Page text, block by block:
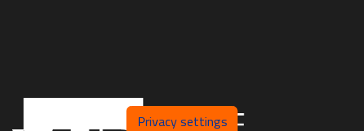
Privacy settings